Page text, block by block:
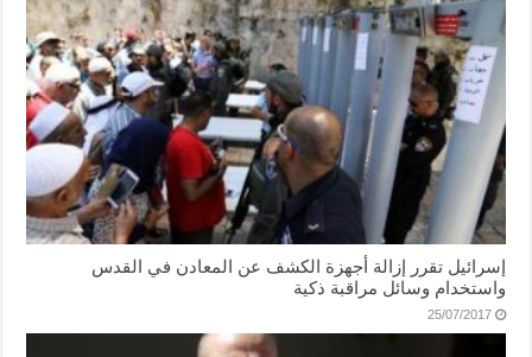
إسرائيل تقرر إزالة أجهزة الكشف عن المعادن في القدس
واستخدام وسائل مراقبة ذكية
25/07/2017